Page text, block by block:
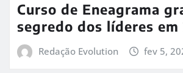
Curso de Eneagrama
segredo dos líderes em
Redação Evolution fev 5,